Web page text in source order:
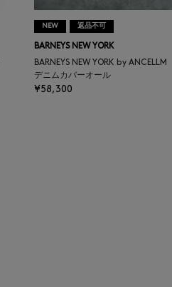
NEW 返品不可
BARNEYS NEW YORK
BARNEYS NEW YORK by ANCELLM
デニムカバーオール
¥58,300